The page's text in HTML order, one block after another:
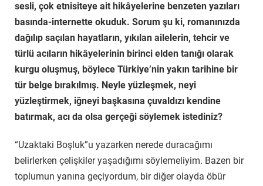
sesli, çok etnisiteye ait hikâyelerine benzeten yazıları
basında-internette okuduk. Sorum şu ki, romanınızda
dağılıp saçılan hayatların, yıkılan ailelerin, tehcir ve
türlü acıların hikâyelerinin birinci elden tanığı olarak
kurgu oluşmuş, böylece Türkiye’nin yakın tarihine bir
tür belge bırakılmış. Neyle yüzleşmek, neyi
yüzleştirmek, iğneyi başkasına çuvaldızı kendine
batırmak, acı da olsa gerçeği söylemek istediniz?
“Uzaktaki Boşluk”u yazarken nerede duracağımı
belirlerken çelişkiler yaşadığımı söylemeliyim. Bazen bir
toplumun yanına geçiyordum, bir diğer olayda öbür